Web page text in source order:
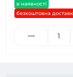
в наявності
безкоштовна